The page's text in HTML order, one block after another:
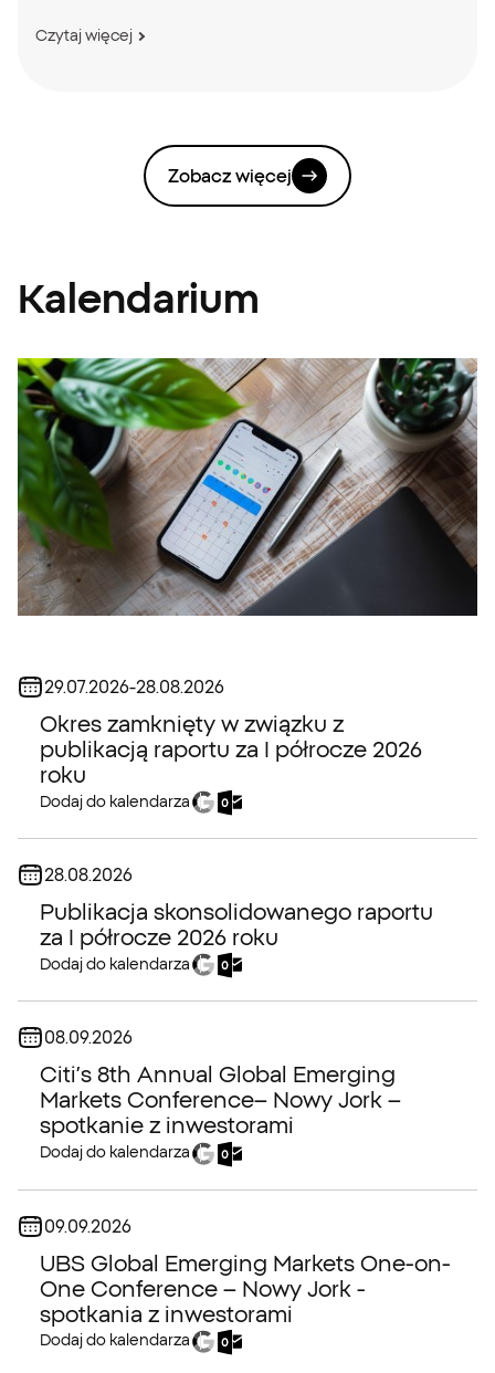
Czytaj więcej
Zobacz więcej
Kalendarium
Data:
29.07.2026-28.08.2026
Okres zamknięty w związku z
publikacją raportu za I półrocze 2026
roku
Dodaj do kalendarza
Data:
28.08.2026
Publikacja skonsolidowanego raportu
za I półrocze 2026 roku
Dodaj do kalendarza
Data:
08.09.2026
Citi’s 8th Annual Global Emerging
Markets Conference– Nowy Jork –
spotkanie z inwestorami
Dodaj do kalendarza
Data:
09.09.2026
UBS Global Emerging Markets One-on-
One Conference – Nowy Jork -
spotkania z inwestorami
Dodaj do kalendarza